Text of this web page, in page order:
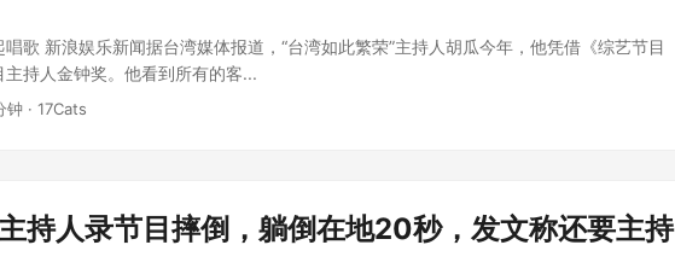
歌 新浪娱乐新闻据台湾媒体报道，“台湾如此繁荣”主持人胡瓜今年，他凭借《综艺节目
持人金钟奖。他看到所有的客...
钟 · 17Cats
持人录节目摔倒，躺倒在地20秒，发文称还要主持